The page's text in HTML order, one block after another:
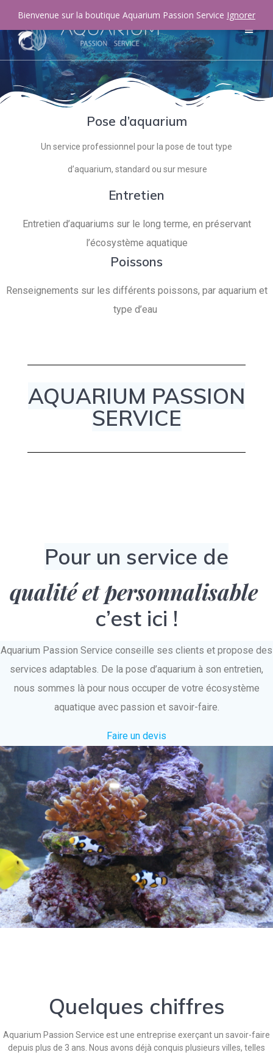
Pose d’aquarium
Un service professionnel pour la pose de tout type
d’aquarium, standard ou sur mesure
Entretien
Entretien d’aquariums sur le long terme, en préservant
l’écosystème aquatique
Poissons
Renseignements sur les différents poissons, par aquarium et
type d’eau
AQUARIUM PASSION
SERVICE
Pour un service de
qualité et personnalisable
c’est ici !
Aquarium Passion Service conseille ses clients et propose des
services adaptables. De la pose d’aquarium à son entretien,
nous sommes là pour nous occuper de votre écosystème
aquatique avec passion et savoir-faire.
Faire un devis
Quelques chiffres
Aquarium Passion Service est une entreprise exerçant un savoir-faire
depuis plus de 3 ans. Nous avons déjà conquis plusieurs villes, telles
Bienvenue sur la boutique Aquarium Passion Service Ignorer